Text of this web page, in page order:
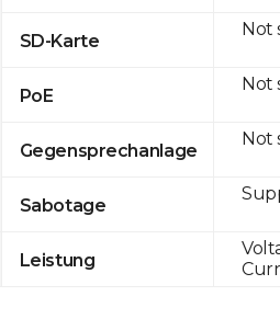
SD-Karte
PoE
Gegensprechanlage
Sabotage
Leistung
Not
Not
Not